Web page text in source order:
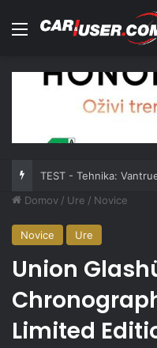
Meni
TEST - Tehnika:
Domov / Ure / Novice
Novice Ure
Union
Limited